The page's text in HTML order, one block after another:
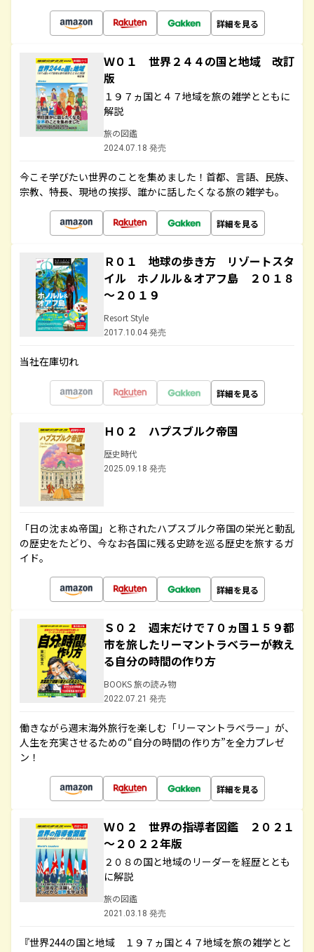
詳細を見る
Ｗ０１ 世界２４４の国と地域 改訂
版
１９７ヵ国と４７地域を旅の雑学とともに
解説
旅の図鑑
2024.07.18 発売
今こそ学びたい世界のことを集めました！首都、言語、民族、
宗教、特長、現地の挨拶、誰かに話したくなる旅の雑学も。
詳細を見る
Ｒ０１ 地球の歩き方 リゾートスタ
イル ホノルル＆オアフ島 ２０１８
～２０１９
Resort Style
2017.10.04 発売
当社在庫切れ
詳細を見る
Ｈ０２ ハプスブルク帝国
歴史時代
2025.09.18 発売
「日の沈まぬ帝国」と称されたハプスブルク帝国の栄光と動乱
の歴史をたどり、今なお各国に残る史跡を巡る歴史を旅するガ
イド。
詳細を見る
Ｓ０２ 週末だけで７０ヵ国１５９都
市を旅したリーマントラベラーが教え
る自分の時間の作り方
BOOKS 旅の読み物
2022.07.21 発売
働きながら週末海外旅行を楽しむ「リーマントラベラー」が、
人生を充実させるための“自分の時間の作り方”を全力プレゼ
ン！
詳細を見る
Ｗ０２ 世界の指導者図鑑 ２０２１
～２０２２年版
２０８の国と地域のリーダーを経歴ととも
に解説
旅の図鑑
2021.03.18 発売
『世界244の国と地域 １９７ヵ国と４７地域を旅の雑学とと